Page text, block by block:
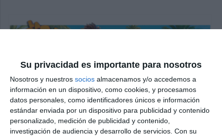
Su privacidad es importante para nosotros
Nosotros y nuestros socios almacenamos y/o accedemos a
información en un dispositivo, como cookies, y procesamos
datos personales, como identificadores únicos e información
estándar enviada por un dispositivo para publicidad y contenido
personalizado, medición de publicidad y contenido,
investigación de audiencia y desarrollo de servicios. Con su